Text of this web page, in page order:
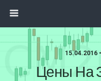
15.04.2016
Цены На